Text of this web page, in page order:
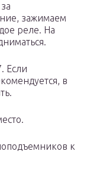
зажимаем
реле. На
Если
в
к